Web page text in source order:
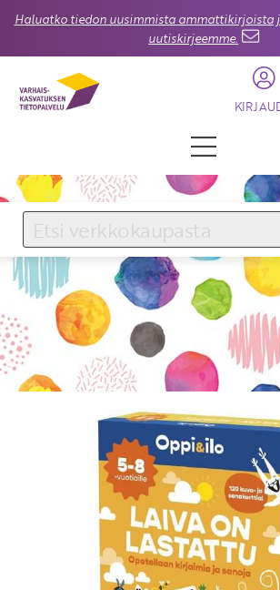
Haluatko tiedon uusimmista ammattikirjoista
uutiskirjeemme.
KIRJAUDU SISÄÄN
Käyttäjätunnus
Salasana
Unohtuiko salasana?
KIRJAUDU SISÄÄN
Etkö ole vielä
jäsen?
Liity tästä!